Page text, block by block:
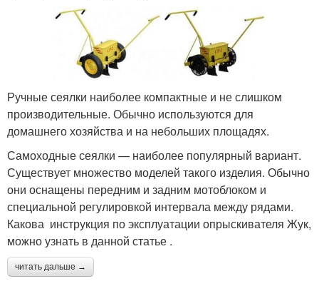
Ручные сеялки наиболее компактные и не слишком
производительные. Обычно используются для
домашнего хозяйства и на небольших площадях.
Самоходные сеялки — наиболее популярный вариант.
Существует множество моделей такого изделия. Обычно
они оснащены передним и задним мотоблоком и
специальной регулировкой интервала между рядами.
Какова инструкция по эксплуатации опрыскивателя Жук,
можно узнать в данной статье .
читать дальше →